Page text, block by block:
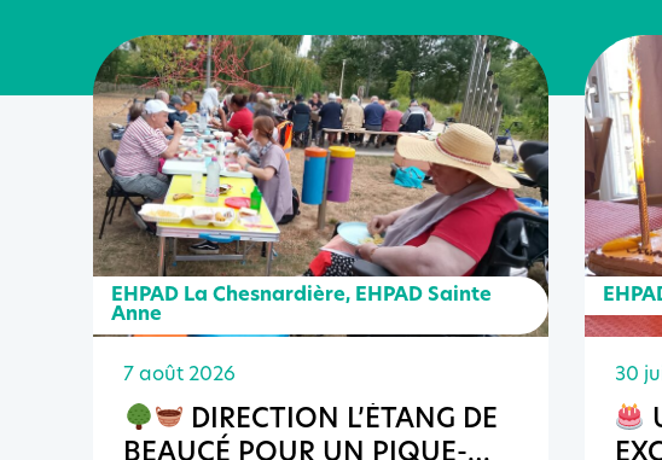
EHPAD La Chesnardière, EHPAD Sainte
Anne
7 août 2026
DIRECTION L’ÉTANG DE
BEAUCÉ POUR UN PIQUE-
30